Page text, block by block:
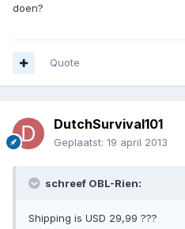
doen?
Quote
DutchSurvival101
Geplaatst: 19 april 2013
schreef OBL-Rien:
Shipping is USD 29,99 ???